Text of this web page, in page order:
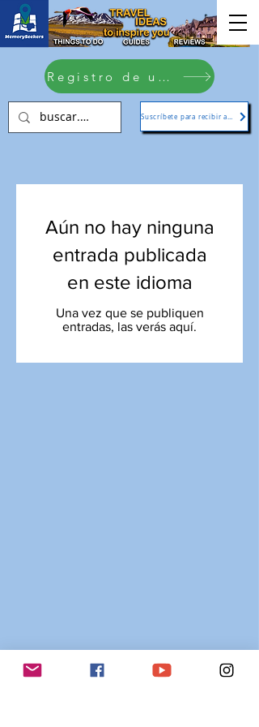
Registro de usuario
Aún no hay ninguna
entrada publicada
en este idioma
Una vez que se publiquen
entradas, las verás aquí.